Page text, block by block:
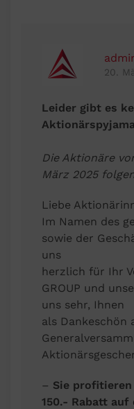
20.
Leider gibt es
Die Aktionäre
März 2025
Liebe
Im Namen des
sowie der
uns
herzlich für Ihr
GROUP und
uns sehr, Ihnen
als Dankeschön
– Sie profitieren
150.- Rabatt auf